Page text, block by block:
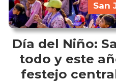
Día del Niño:
todo y este
festejo
San